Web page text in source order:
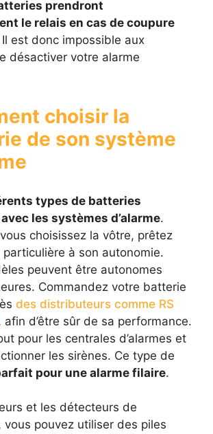
prendront
le relais en cas de coupure
Il est donc impossible aux
désactiver votre alarme
choisir la
de son système
types de batteries
les systèmes d’alarme.
choisissez la vôtre, prêtez
à son autonomie.
peuvent être autonomes
Commandez votre batterie
des distributeurs comme RS
afin d’être sûr de sa performance.
pour les centrales d’alarmes et
les sirènes. Ce type de
pour une alarme filaire.
et les détecteurs de
vous pouvez utiliser des piles